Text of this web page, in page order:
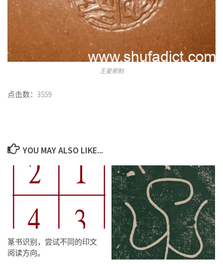
王爱荣制
点击数：3559
YOU MAY ALSO LIKE...
篆书识别，尝试不同的印文
阅读方向。